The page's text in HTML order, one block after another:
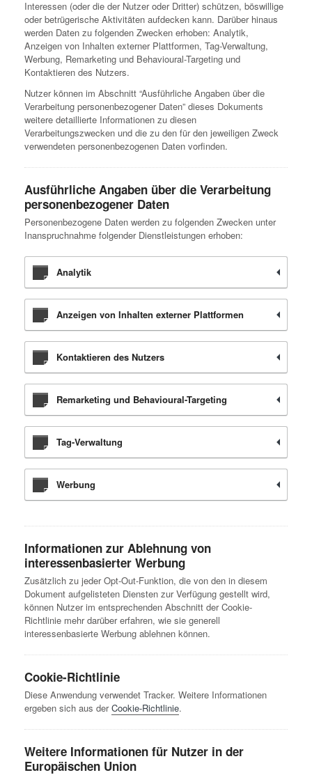
Interessen (oder die der Nutzer oder Dritter) schützen, böswillige
oder betrügerische Aktivitäten aufdecken kann. Darüber hinaus
werden Daten zu folgenden Zwecken erhoben: Analytik,
Anzeigen von Inhalten externer Plattformen, Tag-Verwaltung,
Werbung, Remarketing und Behavioural-Targeting und
Kontaktieren des Nutzers.
Nutzer können im Abschnitt “Ausführliche Angaben über die
Verarbeitung personenbezogener Daten” dieses Dokuments
weitere detaillierte Informationen zu diesen
Verarbeitungszwecken und die zu den für den jeweiligen Zweck
verwendeten personenbezogenen Daten vorfinden.
Ausführliche Angaben über die Verarbeitung
personenbezogener Daten
Personenbezogene Daten werden zu folgenden Zwecken unter
Inanspruchnahme folgender Dienstleistungen erhoben:
Analytik
Anzeigen von Inhalten externer Plattformen
Kontaktieren des Nutzers
Remarketing und Behavioural-Targeting
Tag-Verwaltung
Werbung
Informationen zur Ablehnung von
interessenbasierter Werbung
Zusätzlich zu jeder Opt-Out-Funktion, die von den in diesem
Dokument aufgelisteten Diensten zur Verfügung gestellt wird,
können Nutzer im entsprechenden Abschnitt der Cookie-
Richtlinie mehr darüber erfahren, wie sie generell
interessenbasierte Werbung ablehnen können.
Cookie-Richtlinie
Diese Anwendung verwendet Tracker. Weitere Informationen
ergeben sich aus derCookie-Richtlinie.
Weitere Informationen für Nutzer in der
Europäischen Union